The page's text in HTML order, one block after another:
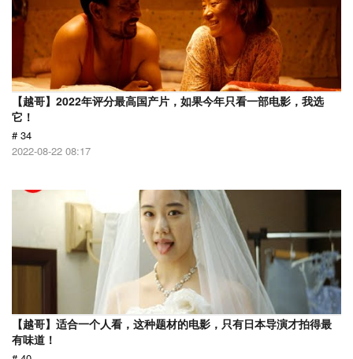
【越哥】2022年评分最高国产片，如果今年只看一部电影，我选
它！
# 34
2022-08-22 08:17
【越哥】适合一个人看，这种题材的电影，只有日本导演才拍得最
有味道！